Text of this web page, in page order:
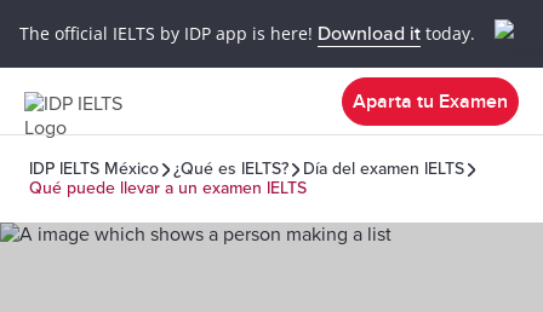
The official IELTS by IDP app is here! Download it today.
Aparta tu Examen
IDP IELTS México ¿Qué es IELTS?
Día del examen IELTS
Qué puede llevar a un examen IELTS